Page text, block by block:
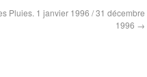
Pluies. 1 janvier 1996 / 31 décembre
1996 →